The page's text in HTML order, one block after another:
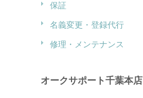
保証
名義変更・登録代行
修理・メンテナンス
オークサポート千葉本店